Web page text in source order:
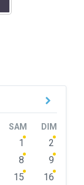
SAM DIM
1
2
8
9
15
16